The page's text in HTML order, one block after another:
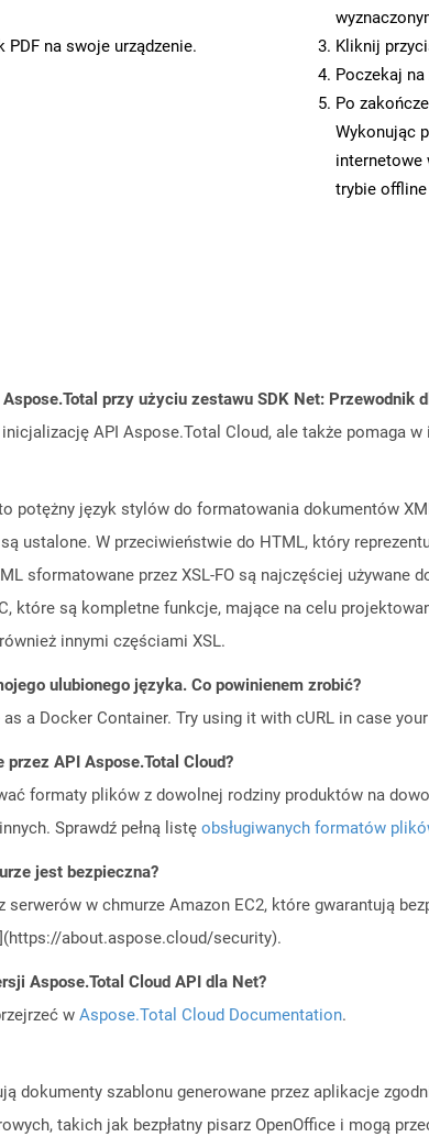
na swoje urządzenie.
Kliknij
Poczekaj
Po
Wykonując
internetowe
trybie
przy użyciu zestawu SDK Net: Przewodnik
API Aspose.Total Cloud, ale także pomaga
potężny język stylów do formatowania dokumentów
są ustalone. W przeciwieństwie do HTML, który
sformatowane przez XSL-FO są najczęściej używane
które są kompletne funkcje, mające na celu
innymi częściami XSL.
ulubionego języka. Co powinienem zrobić?
a Docker Container. Try using it with cURL in case
API Aspose.Total Cloud?
formaty plików z dowolnej rodziny produktów na
Sprawdź pełną listę obsługiwanych formatów
jest bezpieczna?
w chmurze Amazon EC2, które gwarantują
about.aspose.cloud/security).
Aspose.Total Cloud API dla Net?
w Aspose.Total Cloud Documentation.
dokumenty szablonu generowane przez aplikacje
takich jak bezpłatny pisarz OpenOffice i mogą